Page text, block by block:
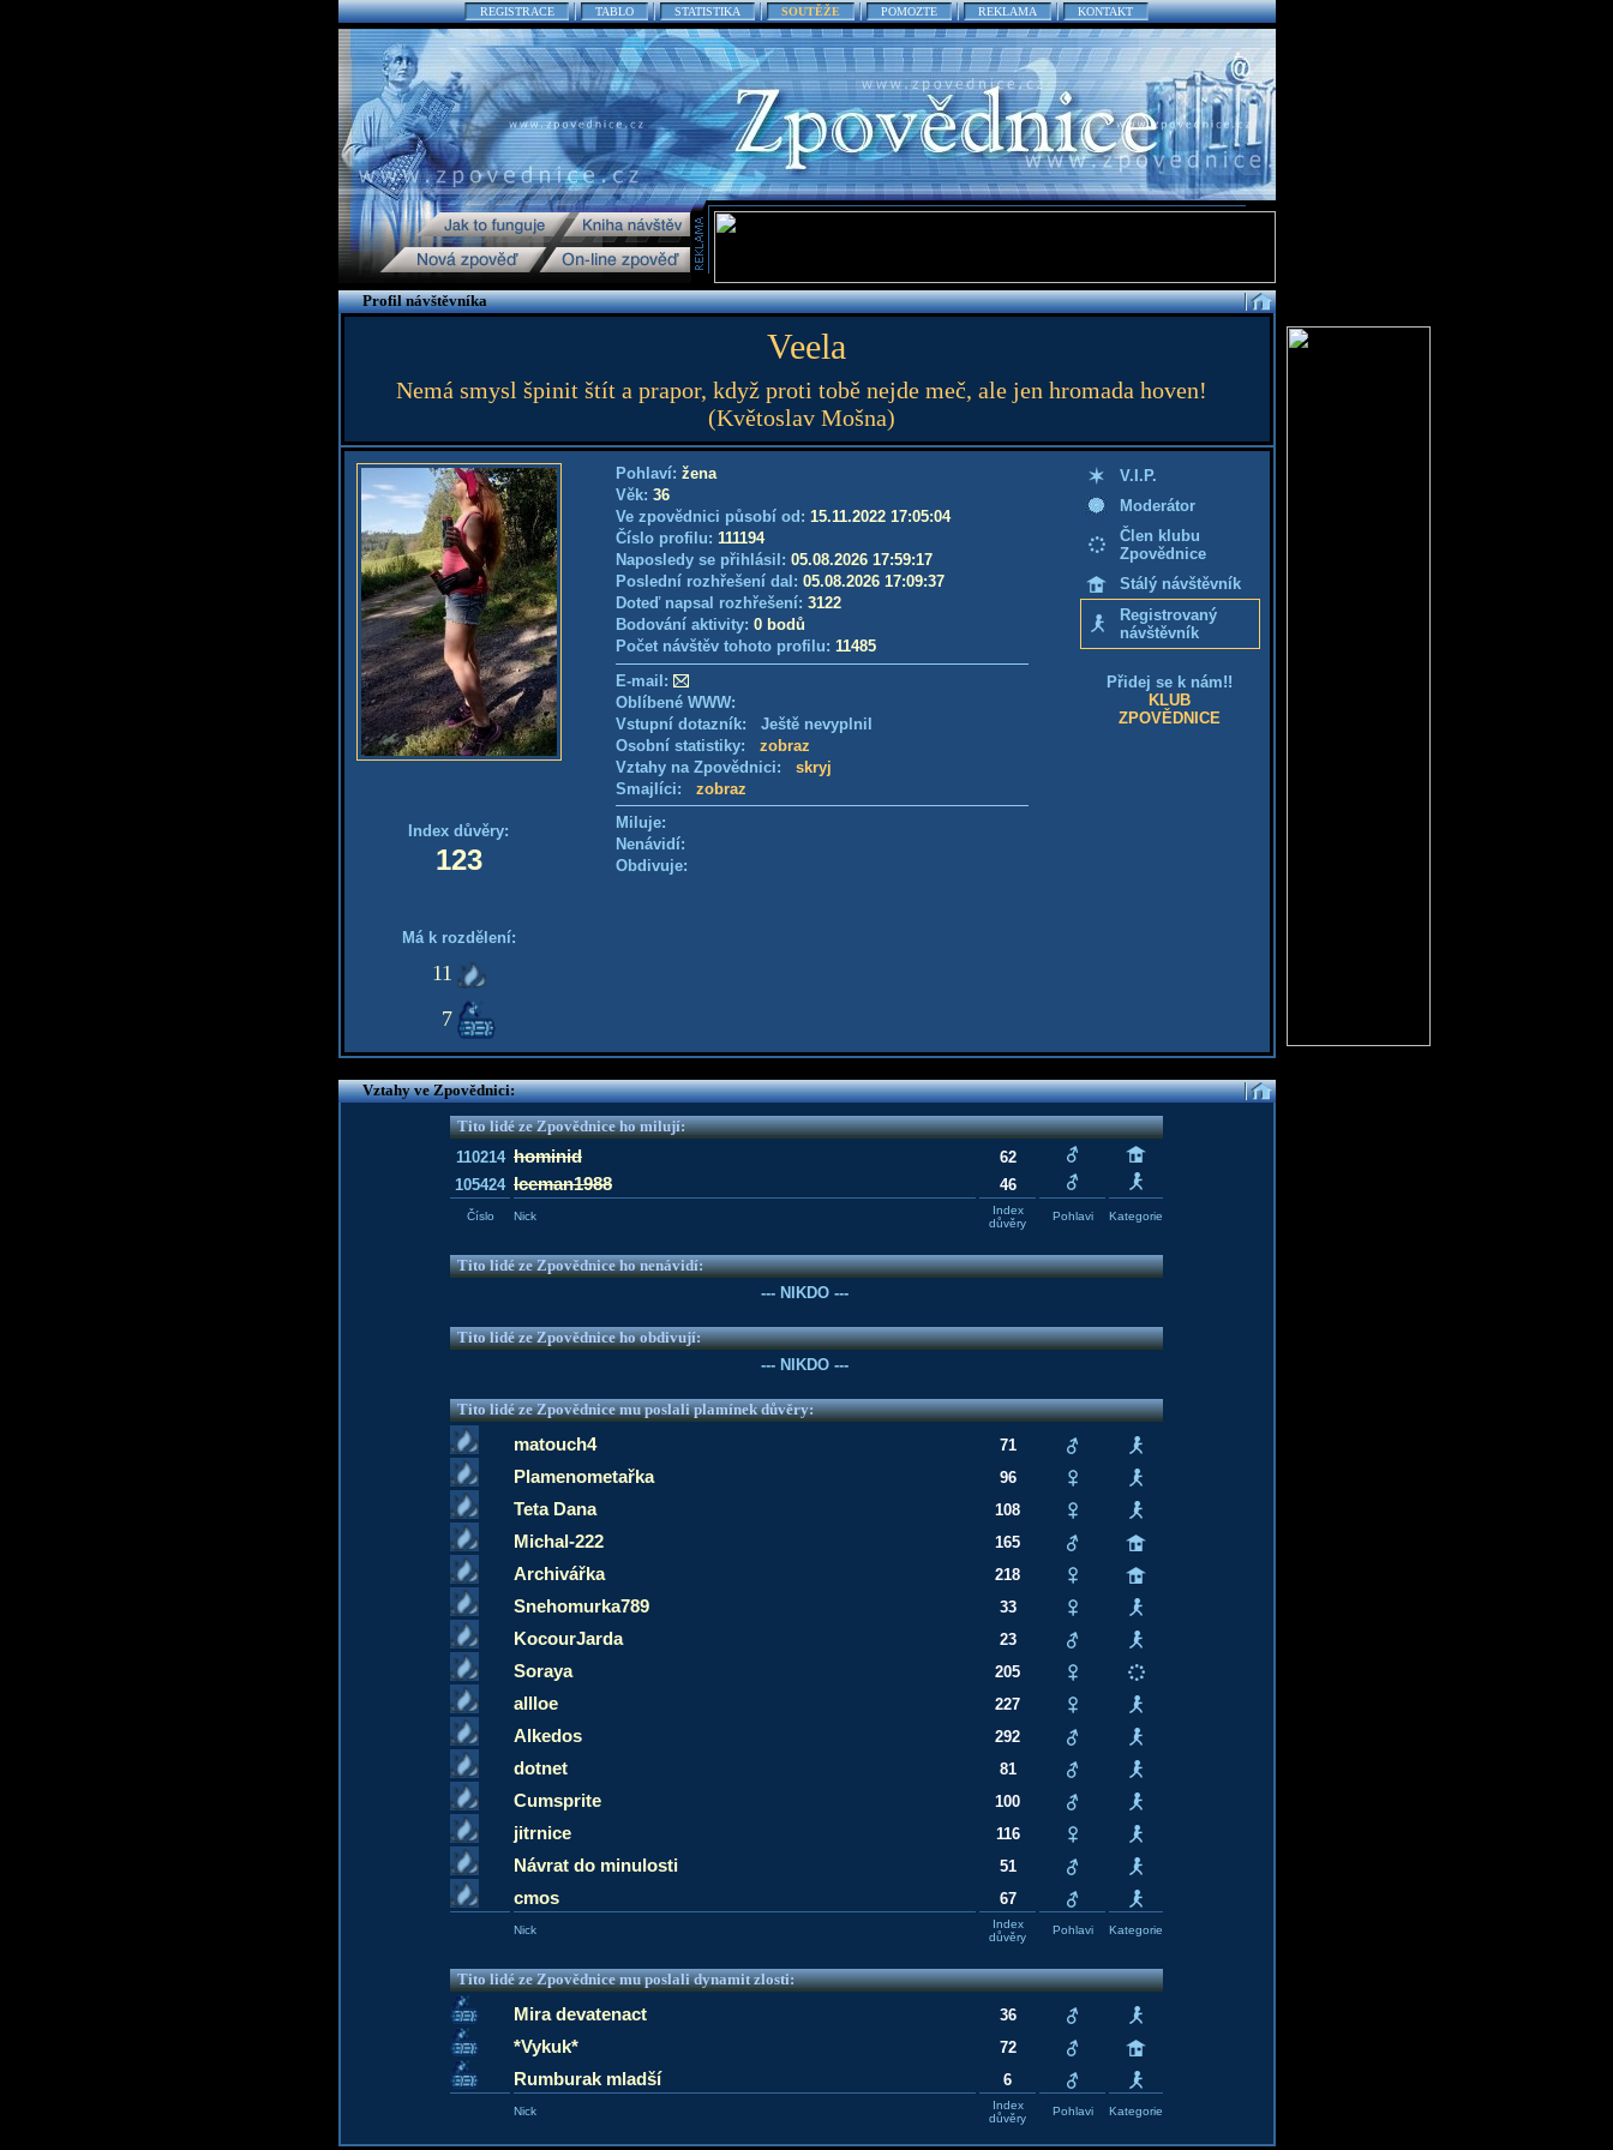
REGISTRACE TABLO STATISTIKA SOUTĚŽE POMOZTE REKLAMA KONTAKT
Profil návštěvníka
Veela
Nemá smysl špinit štít a prapor, když proti tobě nejde meč, ale jen hromada hoven!
(Květoslav Mošna)
Index důvěry:
123
Má k rozdělení:
11
7
Pohlaví: žena
Věk: 36
Ve zpovědnici působí od: 15.11.2022 17:05:04
Číslo profilu: 111194
Naposledy se přihlásil: 05.08.2026 17:59:17
Poslední rozhřešení dal: 05.08.2026 17:09:37
Doteď napsal rozhřešení: 3122
Bodování aktivity: 0 bodů
Počet návštěv tohoto profilu: 11485
E-mail:
Oblíbené WWW:
Vstupní dotazník: Ještě nevyplnil
Osobní statistiky: zobraz
Vztahy na Zpovědnici: skryj
Smajlíci: zobraz
Miluje:
Nenávidí:
Obdivuje:
V.I.P.
Moderátor
Člen klubu
Zpovědnice
Stálý návštěvník
Registrovaný
návštěvník
Přidej se k nám!!
KLUB
ZPOVĚDNICE
Vztahy ve Zpovědnici:
Tito lidé ze Zpovědnice ho milují:
110214 hominid
62
105424 Iceman1988 46
Číslo Nick
Index
důvěry
Pohlavi Kategorie
Tito lidé ze Zpovědnice ho nenávidí:
--- NIKDO ---
Tito lidé ze Zpovědnice ho obdivují:
--- NIKDO ---
Tito lidé ze Zpovědnice mu poslali plamínek důvěry:
matouch4 71
Plamenometařka 96
Teta Dana 108
Michal-222 165
Archivářka 218
Snehomurka789 33
KocourJarda 23
Soraya 205
allloe 227
Alkedos 292
dotnet 81
Cumsprite 100
jitrnice 116
Návrat do minulosti 51
cmos 67
Nick
Index
důvěry
Pohlavi Kategorie
Tito lidé ze Zpovědnice mu poslali dynamit zlosti:
Mira devatenact 36
*Vykuk* 72
Rumburak mladší 6
Nick
Index
důvěry
Pohlavi Kategorie